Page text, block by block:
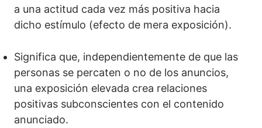
a una actitud cada vez más positiva hacia
dicho estímulo (efecto de mera exposición).
Significa que, independientemente de que las
personas se percaten o no de los anuncios,
una exposición elevada crea relaciones
positivas subconscientes con el contenido
anunciado.